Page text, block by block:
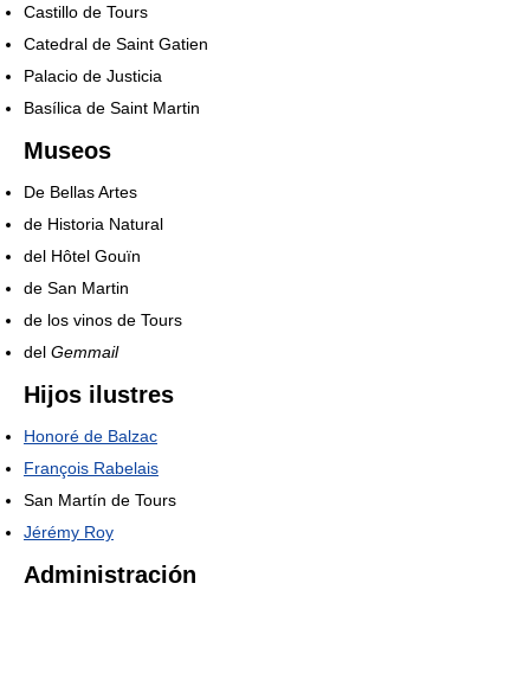
Castillo de Tours
Catedral de Saint Gatien
Palacio de Justicia
Basílica de Saint Martin
Museos
De Bellas Artes
de Historia Natural
del Hôtel Gouïn
de San Martin
de los vinos de Tours
del Gemmail
Hijos ilustres
Honoré de Balzac
François Rabelais
San Martín de Tours
Jérémy Roy
Administración